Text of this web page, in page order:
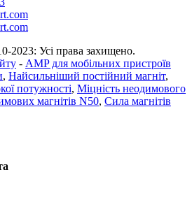
2023: Усі права захищено.
- AMP для мобільних пристроїв
, Найсильніший постійний магніт,
потужності, Міцність неодимового
магнітів N50, Сила магнітів